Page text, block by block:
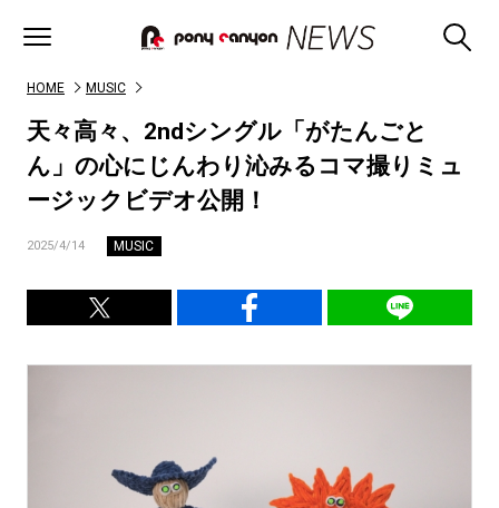
HOME MUSIC
天々高々、2ndシングル「がたんごと
ん」の心にじんわり沁みるコマ撮りミュ
ージックビデオ公開！
2025/4/14 MUSIC